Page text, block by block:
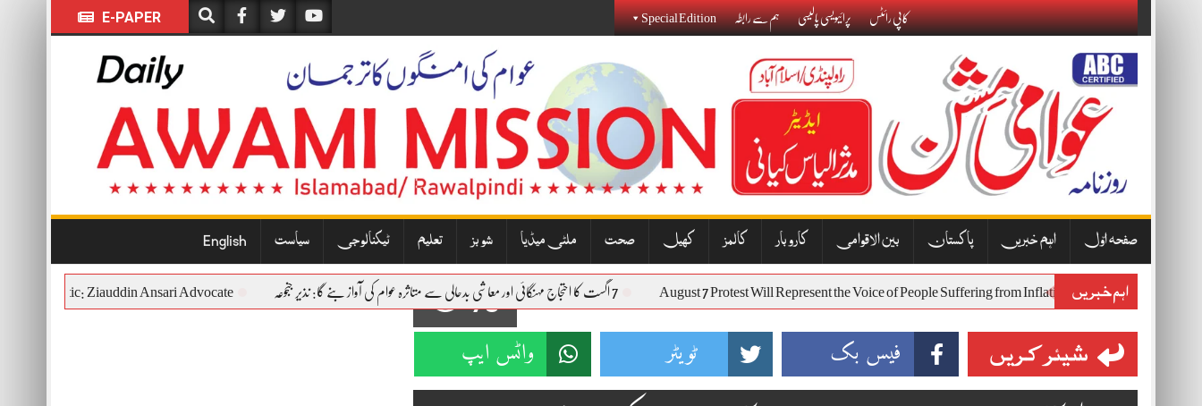
E-PAPER کاپی رائٹس پرائیویسی پالیسی ہم سے رابطہ Special Edition
صفحہ اوّل اہم خبریں پاکستان بین الاقوامی کاروبار کالمز کھیل صحت ملٹی میڈیا شوبز تعلیم ٹیکنالوجی سیاست English
اہم خبریں
August 7 Protest Will Represent the Voice of People Suffering from Inflation and Economic
and Democratic: Ziauddin Ansari Advocate 78
شیئر کریں فیس بک ٹویٹر واٹس ایپ